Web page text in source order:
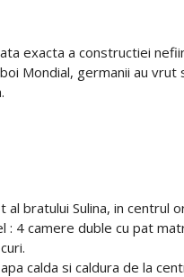
exacta a constructiei
Mondial, germanii au vrut
bratului Sulina, in centrul
: 4 camere duble cu pat
calda si caldura de la